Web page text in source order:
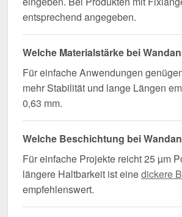
entsprechend angegeben.
Welche Materialstärke bei
Für einfache Anwendungen
mehr Stabilität und lange Längen
0,63 mm.
Welche Beschichtung bei
Für einfache Projekte reicht 25 µm
längere Haltbarkeit ist einedickere
empfehlenswert.